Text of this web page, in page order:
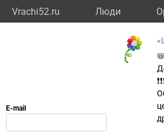
Vrachi52.ru Люди